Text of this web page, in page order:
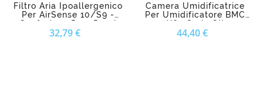
Filtro Aria Ipoallergenico
Per AirSense 10/S9 -
Confezione Da 2 Pezzi
32,79 €
Camera Umidificatrice
Per Umidificatore BMC
H60 Serie GII
44,40 €